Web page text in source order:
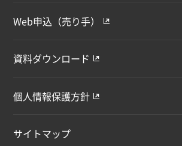
Web申込（売り手）
資料ダウンロード
個人情報保護方針
サイトマップ